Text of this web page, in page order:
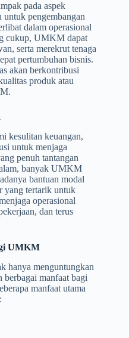
pada aspek
pengembangan
dalam operasional
cukup, UMKM dapat
serta merekrut tenaga
pertumbuhan bisnis.
akan berkontribusi
produk atau
kesulitan keuangan,
untuk menjaga
penuh tantangan
alam, banyak UMKM
bantuan modal
yang tertarik untuk
operasional
dan terus
UMKM
hanya menguntungkan
berbagai manfaat bagi
manfaat utama